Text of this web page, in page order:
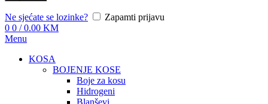
Ne sjećate se lozinke?
Zapamti prijavu
0 0 / 0.00 KM
Menu
KOSA
BOJENJE KOSE
Boje za kosu
Hidrogeni
Blanševi